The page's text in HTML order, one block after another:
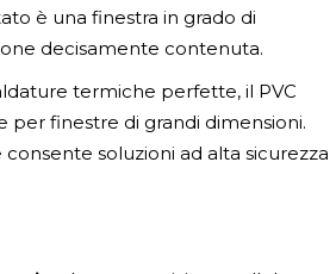
è una finestra in grado di
decisamente contenuta.
termiche perfette, il PVC
per finestre di grandi dimensioni.
soluzioni ad alta sicurezza